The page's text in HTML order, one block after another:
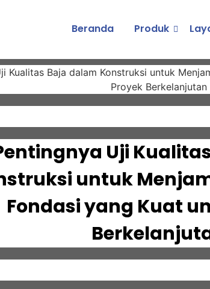
Beranda Produk
Uji
untuk
Fondasi yang Kuat